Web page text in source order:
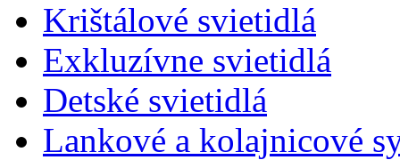
Krištálové svietidlá
Exkluzívne svietidlá
Detské svietidlá
Lankové a kolajnicové